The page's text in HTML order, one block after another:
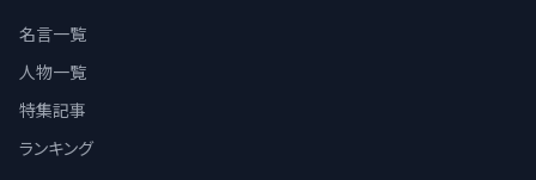
名言一覧
人物一覧
特集記事
ランキング